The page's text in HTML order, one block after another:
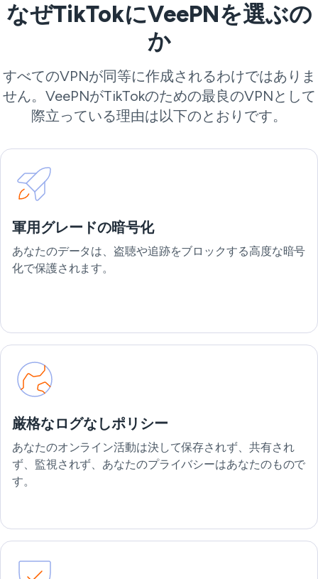
なぜTikTokにVeePNを選ぶの
か
すべてのVPNが同等に作成されるわけではありま
せん。VeePNがTikTokのための最良のVPNとして
際立っている理由は以下のとおりです。
軍用グレードの暗号化
あなたのデータは、盗聴や追跡をブロックする高度な暗号
化で保護されます。
厳格なログなしポリシー
あなたのオンライン活動は決して保存されず、共有され
ず、監視されず、あなたのプライバシーはあなたのもので
す。